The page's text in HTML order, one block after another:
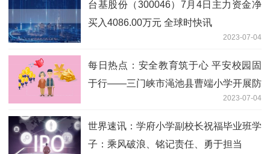
台基股份（300046）7月4日主力资金净
买入4086.00万元 全球时快讯
2023-07-04
每日热点：安全教育筑于心 平安校园固
于行——三门峡市渑池县曹端小学开展防
2023-07-04
世界速讯：学府小学副校长祝福毕业班学
子：乘风破浪、铭记责任、勇于担当